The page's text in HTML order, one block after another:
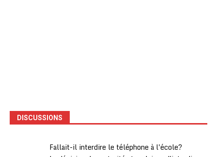
DISCUSSIONS
Fallait-il interdire le téléphone à l'école?